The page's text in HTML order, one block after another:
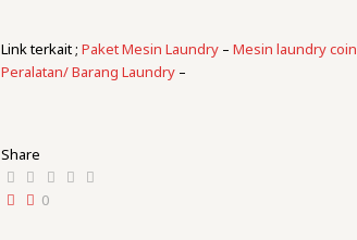
Link terkait ;Paket Mesin Laundry –Mesin laundry coin
Peralatan/ Barang Laundry –
Share
0